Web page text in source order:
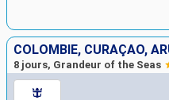
COLOMBIE, CURAÇAO,
8 jours, Grandeur of the Seas